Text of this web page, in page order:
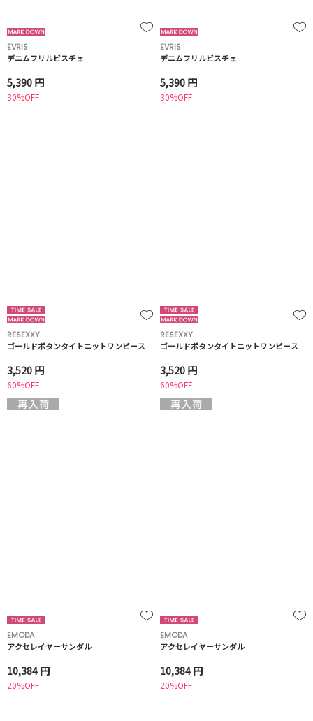
EVRIS
デニムフリルビスチェ
5,390 円
30%OFF
EVRIS
デニムフリルビスチェ
5,390 円
30%OFF
RESEXXY
ゴールドボタンタイトニットワンピース
3,520 円
60%OFF
RESEXXY
ゴールドボタンタイトニットワンピース
3,520 円
60%OFF
EMODA
アクセレイヤーサンダル
10,384 円
20%OFF
EMODA
アクセレイヤーサンダル
10,384 円
20%OFF